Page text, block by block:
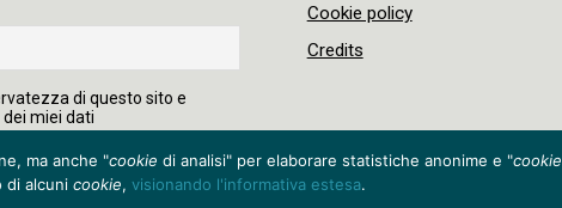
di questo sito e
miei dati
Cookie policy
Credits
ma anche "cookie di analisi" per elaborare statistiche anonime e "cookie
di alcuni cookie, visionando l'informativa estesa.